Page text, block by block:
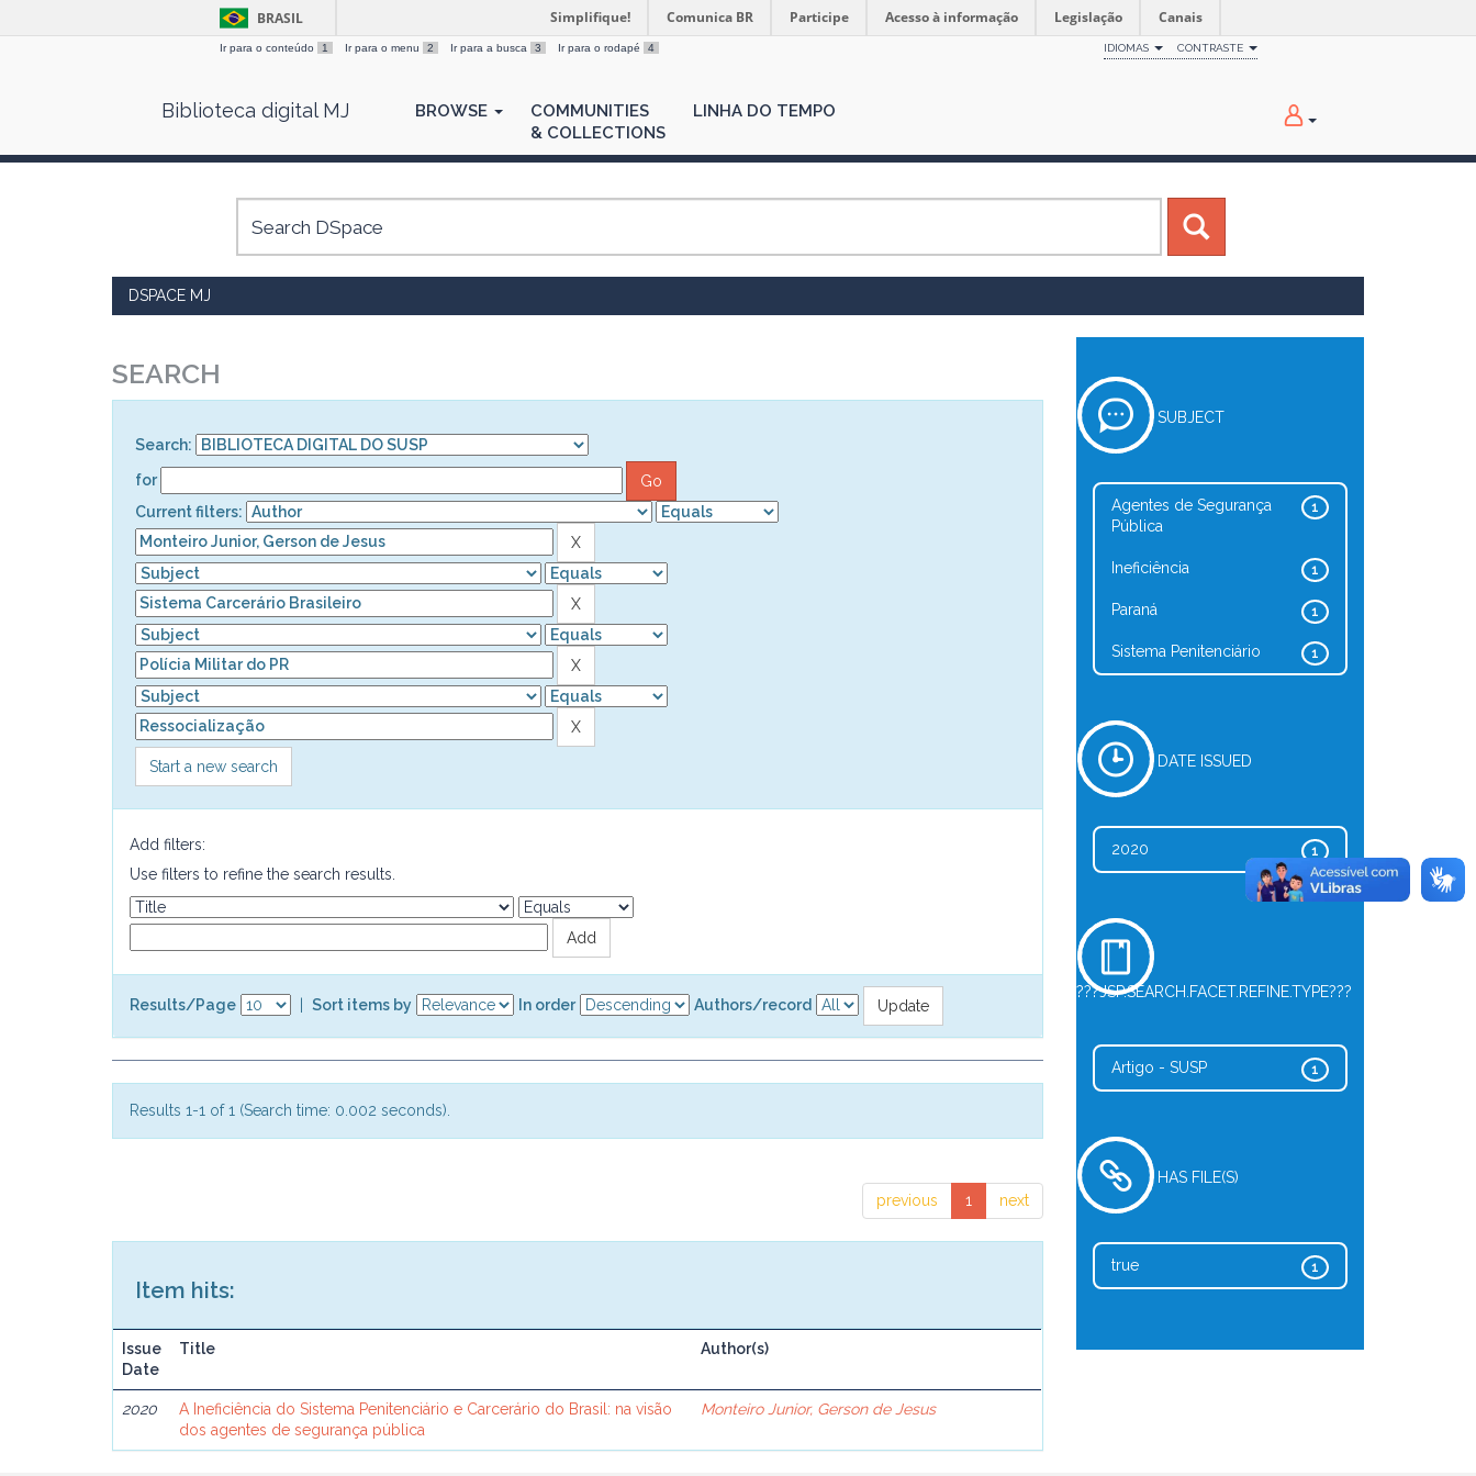
BRASIL Simplifique! Comunica BR Participe Acesso à informação Legislação Canais
Ir para o conteúdo 1 Ir para o menu 2 Ir para a busca 3 Ir para o rodapé 4 IDIOMAS CONTRASTE
Biblioteca digital MJ BROWSE
COMMUNITIES
& COLLECTIONS
LINHA DO TEMPO
DSPACE MJ
SEARCH
Search:
for
Current filters:
Start a new search
Add filters:
Use filters to refine the search results.
Results/Page Sort items by In order Authors/record
Results 1-1 of 1 (Search time: 0.002 seconds).
previous 1 next
Item hits:
Issue
Date
Title Author(s)
2020
A Ineficiência do Sistema Penitenciário e Carcerário do Brasil: na visão
dos agentes de segurança pública
Monteiro Junior, Gerson de Jesus
SUBJECT
1
Agentes de Segurança
Pública
1
Ineficiência
1
Paraná
1
Sistema Penitenciário
DATE ISSUED
1
2020
???JSP.SEARCH.FACET.REFINE.TYPE???
1
Artigo - SUSP
HAS FILE(S)
1
true